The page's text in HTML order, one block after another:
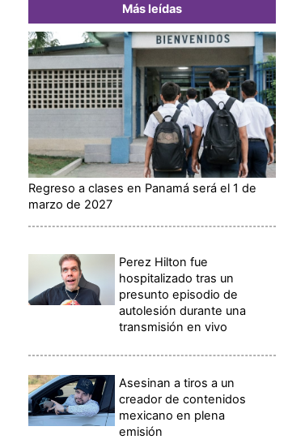
Más leídas
Regreso a clases en Panamá será el 1 de
marzo de 2027
Perez Hilton fue
hospitalizado tras un
presunto episodio de
autolesión durante una
transmisión en vivo
Asesinan a tiros a un
creador de contenidos
mexicano en plena
emisión